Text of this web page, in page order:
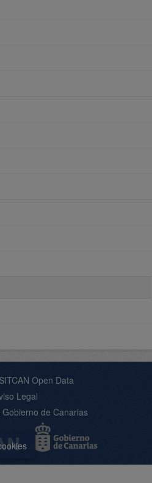
Open Data
Legal
de Canarias